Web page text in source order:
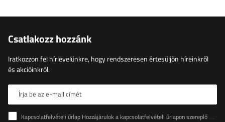
Csatlakozz hozzánk
Iratkozzon fel hírlevelünkre, hogy rendszeresen értesüljön híreinkről
és akcióinkról.
Írja be az e-mail címét
Kapcsolatfelvételi űrlap Hozzájárulok a kapcsolatfelvételi űrlapon szereplő személyes adataimnak az Európai Parlament és a Tanács (EU) rendeletével összhangban történő kezeléséhez